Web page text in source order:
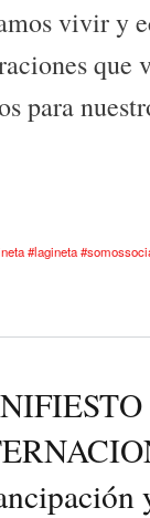
vivir y
que
para
#lagineta